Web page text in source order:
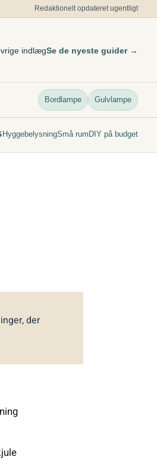
Redaktionelt opdateret ugentligt
indlægSe de nyeste guider →
Bordlampe Gulvlampe
HyggebelysningSmå rum DIY på budget
der